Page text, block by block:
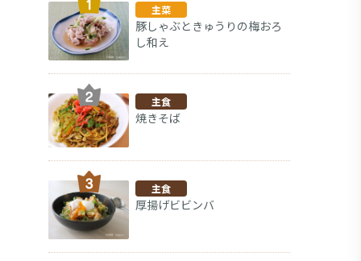
主菜
豚しゃぶときゅうりの梅おろ
し和え
主食
焼きそば
主食
厚揚げビビンバ